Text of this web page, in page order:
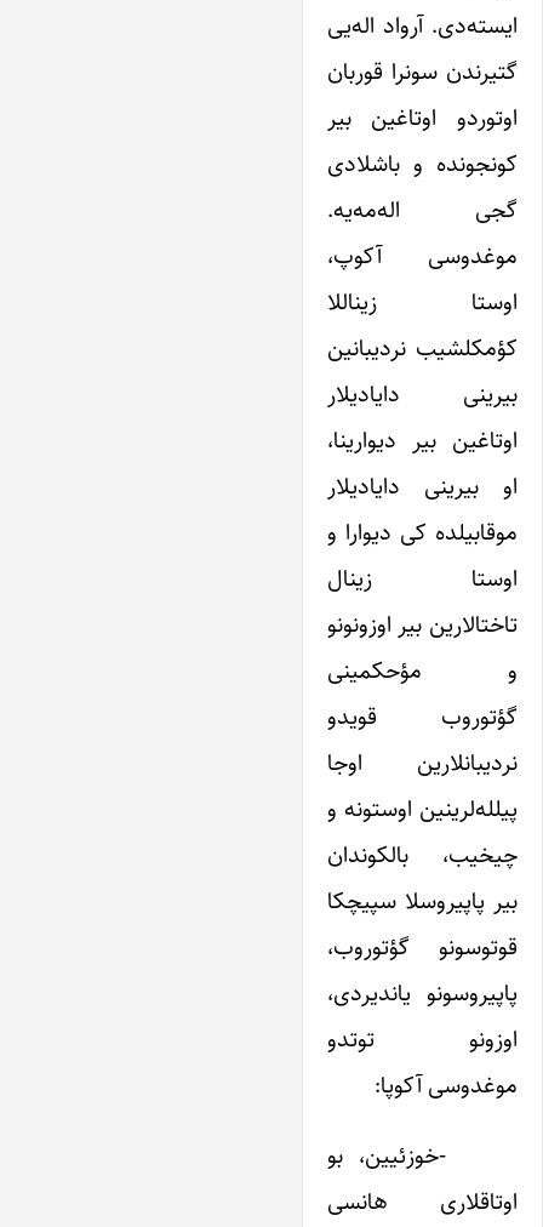
ایسته‌دی. آرواد اله‌یی
گتیرندن سونرا قوربان
اوتوردو اوتاغین بیر
کونجونده و باشلادی
گجی اله‌مه‌یه.
موغدوسی آکوپ،
اوستا زیناللا
کؤمکلشیب نردیبانین
بیرینی دایادیلار
اوتاغین بیر دیوارینا،
او بیرینی دایادیلار
موقابیلده کی دیوارا و
اوستا زینال
تاختالارین بیر اوزونونو
و مؤحکمینی
گؤتوروب قویدو
نردیبانلارین اوجا
پیلله‌لرینین اوستونه و
چیخیب، بالکوندان
بیر پاپیروسلا سپیچکا
قوتوسونو گؤتوروب،
پاپیروسونو یاندیردی،
اوزونو توتدو
موغدوسی آکوپا:
-خوزئیین، بو
اوتاقلاری هانسی